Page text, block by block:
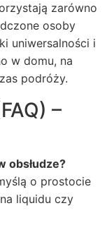
zarówno
osoby
uniwersalności i
w domu, na
podróży.
–
obsłudze?
o prostocie
liquidu czy